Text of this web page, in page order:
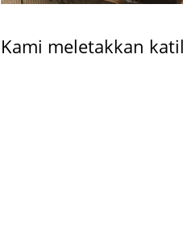
Kami meletakkan